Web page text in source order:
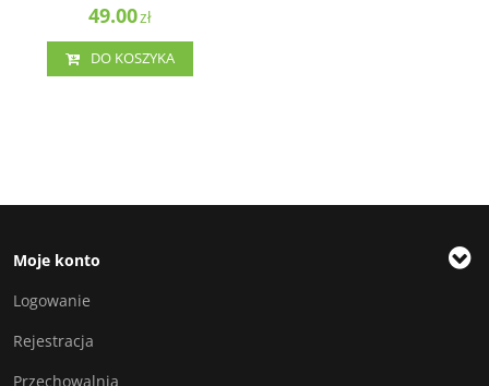
49.00zł
DO KOSZYKA
Moje konto
Logowanie
Rejestracja
Przechowalnia